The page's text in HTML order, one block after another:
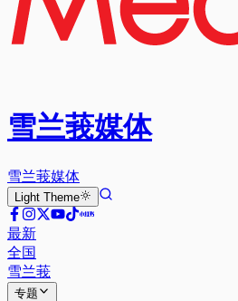
雪兰莪媒体
雪兰莪媒体
Light Theme
最新
全国
雪兰莪
专题